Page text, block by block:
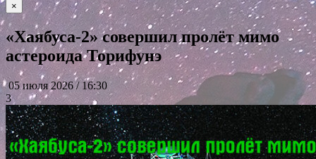
×
«Хаябуса-2» совершил пролёт мимо
астероида Торифунэ
05 июля 2026 / 16:30
3